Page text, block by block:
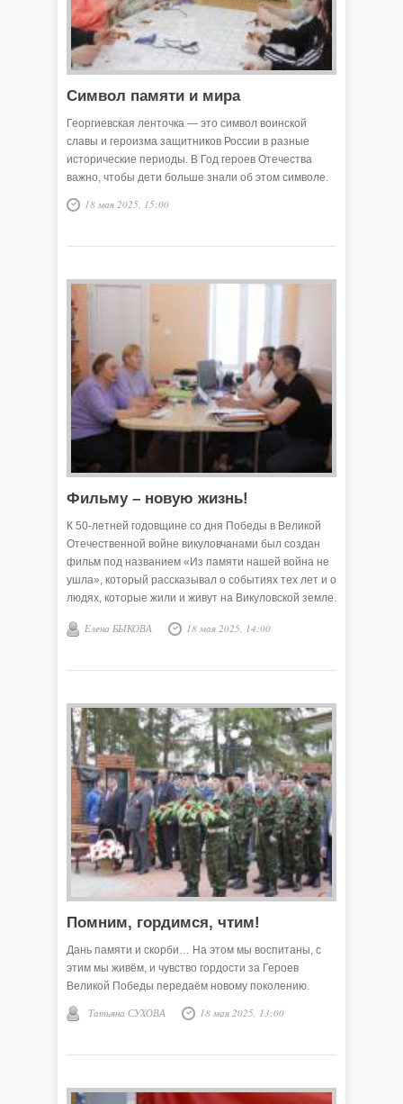
Символ памяти и мира
Георгиевская ленточка — это символ воинской
славы и героизма защитников России в разные
исторические периоды. В Год героев Отечества
важно, чтобы дети больше знали об этом символе.
18 мая 2025, 15:00
Фильму – новую жизнь!
К 50-летней годовщине со дня Победы в Великой
Отечественной войне викуловчанами был создан
фильм под названием «Из памяти нашей война не
ушла», который рассказывал о событиях тех лет и о
людях, которые жили и живут на Викуловской земле.
Александровна Герасёва и Виталий Николаевич
Елена БЫКОВА 18 мая 2025, 14:00
Помним, гордимся, чтим!
Дань памяти и скорби… На этом мы воспитаны, с
этим мы живём, и чувство гордости за Героев
Великой Победы передаём новому поколению.
Татьяна СУХОВА 18 мая 2025, 13:00